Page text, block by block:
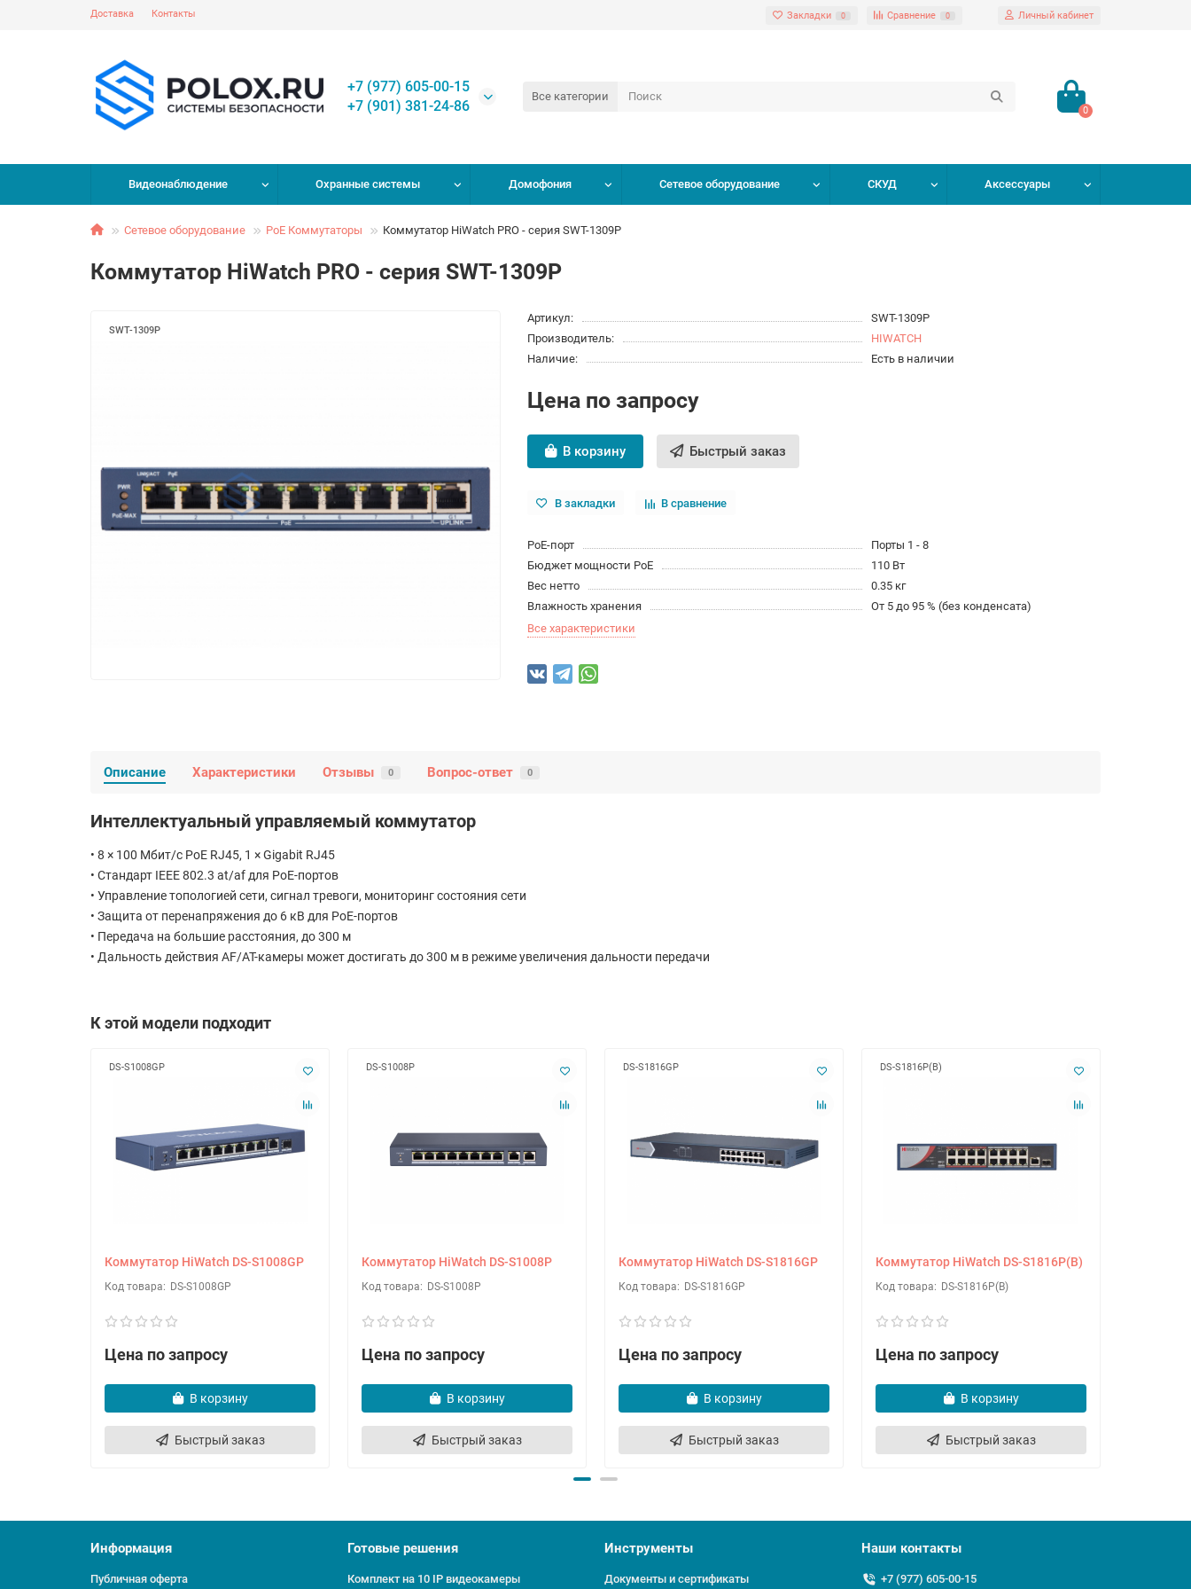
Доставка Контакты Закладки 0 Сравнение 0 Личный кабинет
Все категории
+7 (977) 605-00-15
+7 (901) 381-24-86
0
Видеонаблюдение Охранные системы Домофония Сетевое оборудование СКУД Аксессуары
Сетевое оборудование PoE Коммутаторы Коммутатор HiWatch PRO - серия SWT-1309P
Коммутатор HiWatch PRO - серия SWT-1309P
SWT-1309P
Артикул:
SWT-1309P
Производитель:
HIWATCH
Наличие:
Есть в наличии
Цена по запросу
В корзину Быстрый заказ
В закладки В сравнение
PoE-порт
Порты 1 - 8
Бюджет мощности PoE
110 Вт
Вес нетто
0.35 кг
Влажность хранения
От 5 до 95 % (без конденсата)
Все характеристики
Описание Характеристики Отзывы 0 Вопрос-ответ 0
Интеллектуальный управляемый коммутатор
• 8 × 100 Мбит/с PoE RJ45, 1 × Gigabit RJ45
• Стандарт IEEE 802.3 at/af для PoE-портов
• Управление топологией сети, сигнал тревоги, мониторинг состояния сети
• Защита от перенапряжения до 6 кВ для PoE-портов
• Передача на большие расстояния, до 300 м
• Дальность действия AF/AT-камеры может достигать до 300 м в режиме увеличения дальности передачи
К этой модели подходит
DS-S1008GP
Коммутатор HiWatch DS-S1008GP
DS-S1008GP
Цена по запросу
В корзину
Быстрый заказ
DS-S1008P
Коммутатор HiWatch DS-S1008P
DS-S1008P
Цена по запросу
В корзину
Быстрый заказ
DS-S1816GP
Коммутатор HiWatch DS-S1816GP
DS-S1816GP
Цена по запросу
В корзину
Быстрый заказ
DS-S1816P(B)
Коммутатор HiWatch DS-S1816P(B)
DS-S1816P(B)
Цена по запросу
В корзину
Быстрый заказ
Информация
Публичная оферта
Готовые решения
Комплект на 10 IP видеокамеры
Инструменты
Документы и сертификаты
Наши контакты
+7 (977) 605-00-15